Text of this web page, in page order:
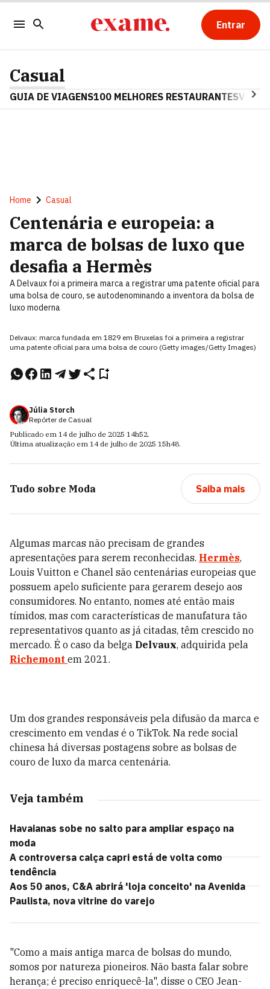
Entrar
Casual
GUIA DE VIAGENS100 MELHORES RESTAURANTES
Home Casual
Centenária e europeia: a
marca de bolsas de luxo que
desafia a Hermès
A Delvaux foi a primeira marca a registrar uma patente oficial para
uma bolsa de couro, se autodenominando a inventora da bolsa de
luxo moderna
Delvaux: marca fundada em 1829 em Bruxelas foi a primeira a registrar
uma patente oficial para uma bolsa de couro (Getty images/Getty Images)
Júlia Storch
Repórter de Casual
Publicado em 14 de julho de 2025 14h52.
Última atualização em 14 de julho de 2025 15h48.
Tudo sobre Moda Saiba mais
Algumas marcas não precisam de grandes
apresentações para serem reconhecidas. Hermès,
Louis Vuitton e Chanel são centenárias europeias que
possuem apelo suficiente para gerarem desejo aos
consumidores. No entanto, nomes até então mais
tímidos, mas com características de manufatura tão
representativos quanto as já citadas, têm crescido no
mercado. É o caso da belga Delvaux, adquirida pela
Richemont em 2021.
Um dos grandes responsáveis pela difusão da marca e
crescimento em vendas é o TikTok. Na rede social
chinesa há diversas postagens sobre as bolsas de
couro de luxo da marca centenária.
Veja também
Havaianas sobe no salto para ampliar espaço na
moda
A controversa calça capri está de volta como
tendência
Aos 50 anos, C&A abrirá 'loja conceito' na Avenida
Paulista, nova vitrine do varejo
"Como a mais antiga marca de bolsas do mundo,
somos por natureza pioneiros. Não basta falar sobre
herança; é preciso enriquecê-la", disse o CEO Jean-